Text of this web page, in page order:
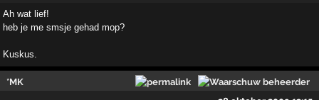
Ah wat lief!
heb je me smsje gehad mop?
Kuskus.
*MK